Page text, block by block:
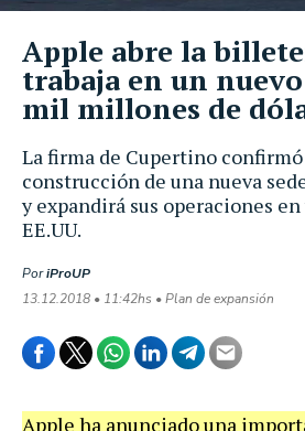
La firma de Cupertino
construcción de una nueva
y expandirá sus operaciones
EE.UU.
PoriProUP
13.12.2018 • 11:42hs • Plan de expansión
Apple abre la
trabaja en un
mil millones de
Apple ha anunciado una